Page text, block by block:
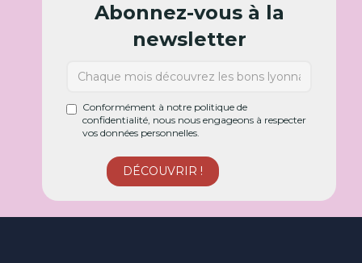
Abonnez-vous à la
newsletter
Conformément à notre politique de
confidentialité, nous nous engageons à respecter
vos données personnelles.